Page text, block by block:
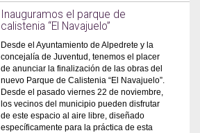
Inauguramos el parque de
calistenia “El Navajuelo”
Desde el Ayuntamiento de Alpedrete y la
concejalía de Juventud, tenemos el placer
de anunciar la finalización de las obras del
nuevo Parque de Calistenia “El Navajuelo”.
Desde el pasado viernes 22 de noviembre,
los vecinos del municipio pueden disfrutar
de este espacio al aire libre, diseñado
específicamente para la práctica de esta